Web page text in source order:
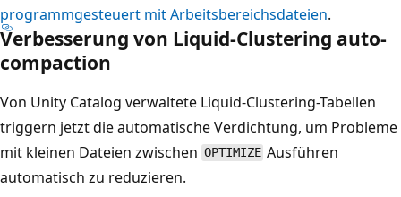
programmgesteuert mit Arbeitsbereichsdateien.
Verbesserung von Liquid-Clustering auto-
compaction
Von Unity Catalog verwaltete Liquid-Clustering-Tabellen
triggern jetzt die automatische Verdichtung, um Probleme
mit kleinen Dateien zwischen OPTIMIZE Ausführen
automatisch zu reduzieren.